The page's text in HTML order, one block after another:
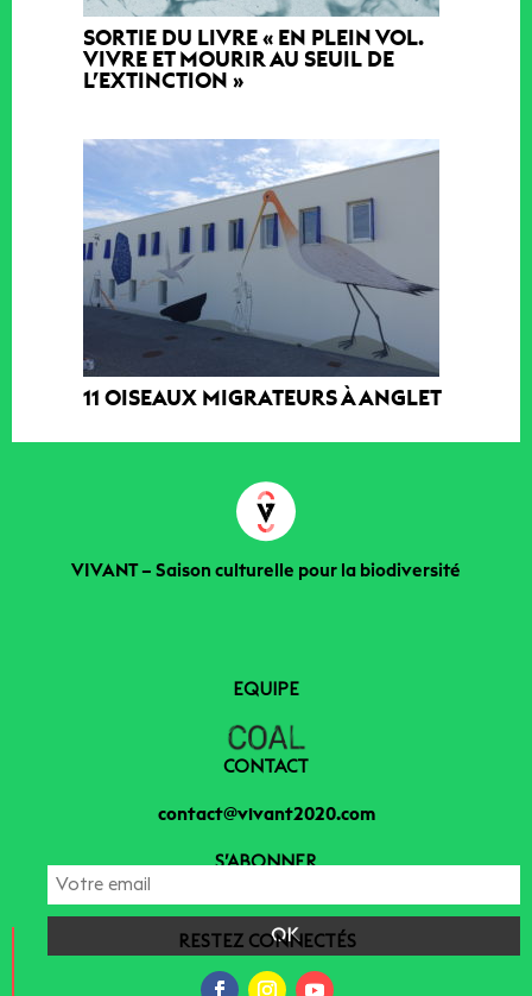
SORTIE DU LIVRE « EN PLEIN VOL.
VIVRE ET MOURIR AU SEUIL DE
L’EXTINCTION »
11 OISEAUX MIGRATEURS À ANGLET
VIVANT – Saison culturelle pour la biodiversité
EQUIPE
CONTACT
contact@vivant2020.com
S’ABONNER
RESTEZ CONNECTÉS